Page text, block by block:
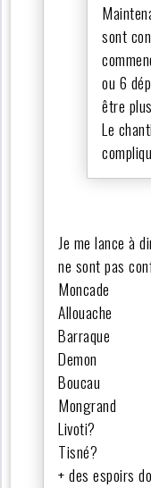
sont
ou 6
être
Le
Je me lance à
ne sont pas
Moncade
Allouache
Barraque
Demon
Boucau
Mongrand
Livoti?
Tisné?
+ des espoirs